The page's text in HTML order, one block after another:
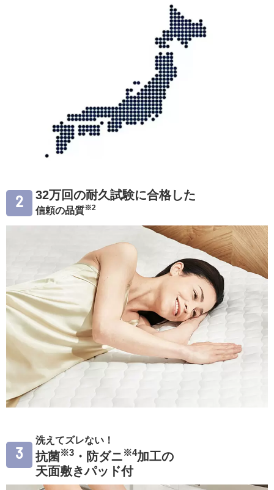
2 32万回の耐久試験に合格した
信頼の品質※2
3
洗えてズレない！
抗菌※3 ・防ダニ※4加工の
天面敷きパッド付